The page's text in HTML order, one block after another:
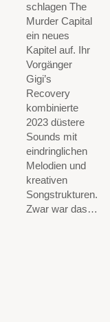
schlagen The
Murder Capital
ein neues
Kapitel auf. Ihr
Vorgänger
Gigi’s
Recovery
kombinierte
2023 düstere
Sounds mit
eindringlichen
Melodien und
kreativen
Songstrukturen.
Zwar war das…